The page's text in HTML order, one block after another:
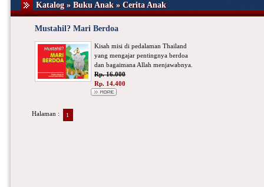
Katalog » Buku Anak » Cerita Anak
Mustahil? Mari Berdoa
Kisah misi di pedalaman Thailand
yang mengajar pentingnya berdoa
dan bagaimana Allah menjawabnya.
Rp. 16.000
Rp. 14.400
Halaman : 1